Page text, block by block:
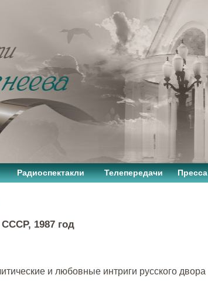
Радиоспектакли Телепередачи Пресса
1987 год
и любовные интриги русского двора